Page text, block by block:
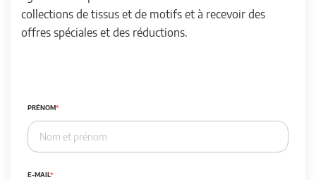
collections de tissus et de motifs et à recevoir des
offres spéciales et des réductions.
PRÉNOM
E-MAIL